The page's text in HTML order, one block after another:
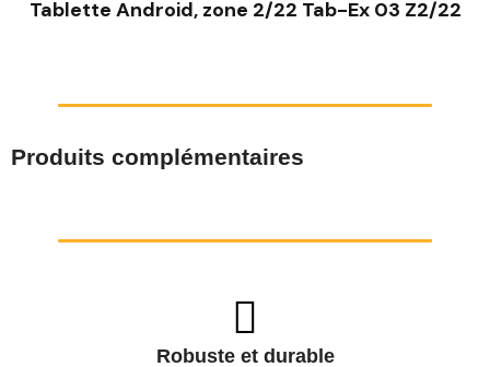
Tablette Android, zone 2/22 Tab-Ex 03 Z2/22
Produits complémentaires
Robuste et durable